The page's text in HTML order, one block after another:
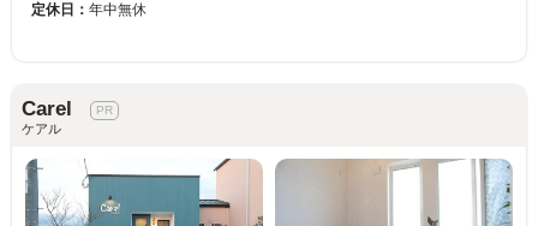
定休日： 年中無休
Carel
ケアル